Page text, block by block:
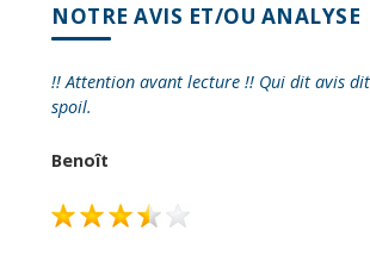
NOTRE AVIS ET/OU ANALYSE
!! Attention avant lecture !! Qui dit avis
spoil.
Benoît